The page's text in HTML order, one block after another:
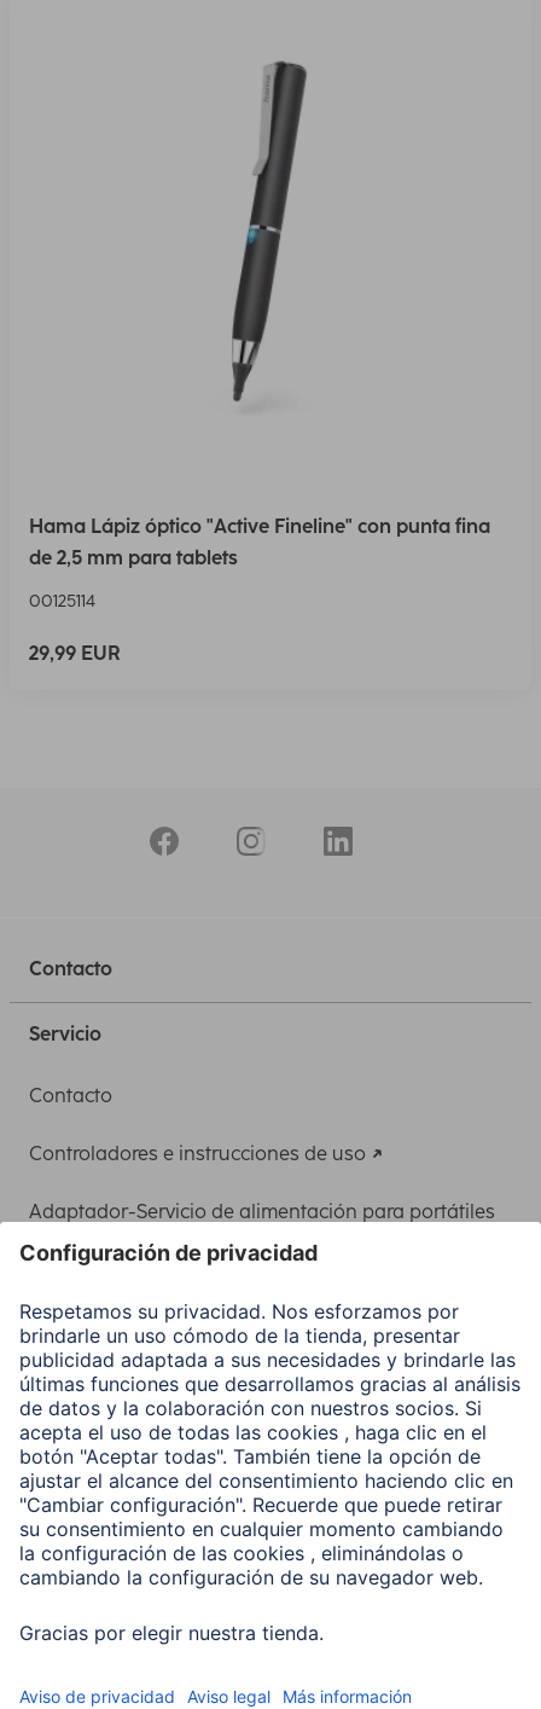
Hama Lápiz óptico "Active Fineline" con punta fina
de 2,5 mm para tablets
00125114
29,99 EUR
Contacto
Servicio
Contacto
Controladores e instrucciones de uso
Adaptador-Servicio de alimentación para portátiles
Clientes online
Conviértete en distribuidor
Compañía
Historia de la empresa
Hama en todo el Mundo
Sostenibilidad
Business-Portal